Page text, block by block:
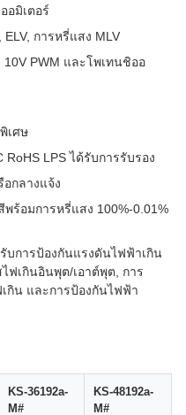
อมิเตอร์
การหรี่แสง MLV
10V PWM และโพเทนชิออ
เศษ
LPS ได้รับการรับรอง
กลางแจ้ง
ร้อมการหรี่แสง 100%-0.01%
บการป้องกันแรงดันไฟฟ้าเกิน
ฟเกินอินพุต/เอาต์พุต, การ
กิน และการป้องกันไฟฟ้า
KS-36192a-
M#
KS-48192a-
M#